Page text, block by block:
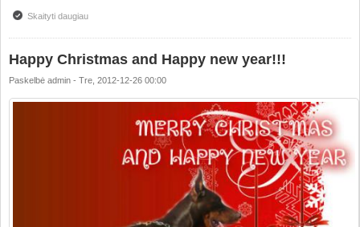
Skaityti daugiauapie Happy Christmas and Happy new year!!!
Happy Christmas and Happy new year!!!
Paskelbė admin - Tre, 2012-12-26 00:00